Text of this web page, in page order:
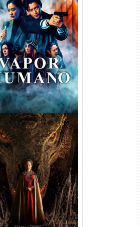
1ª Temporada
(2026) WEB-DL 1080p
Dual Áudio
Casa do Dragão 1ª
Torrent (2022)
DL 720p/1080p Dual
Áudio